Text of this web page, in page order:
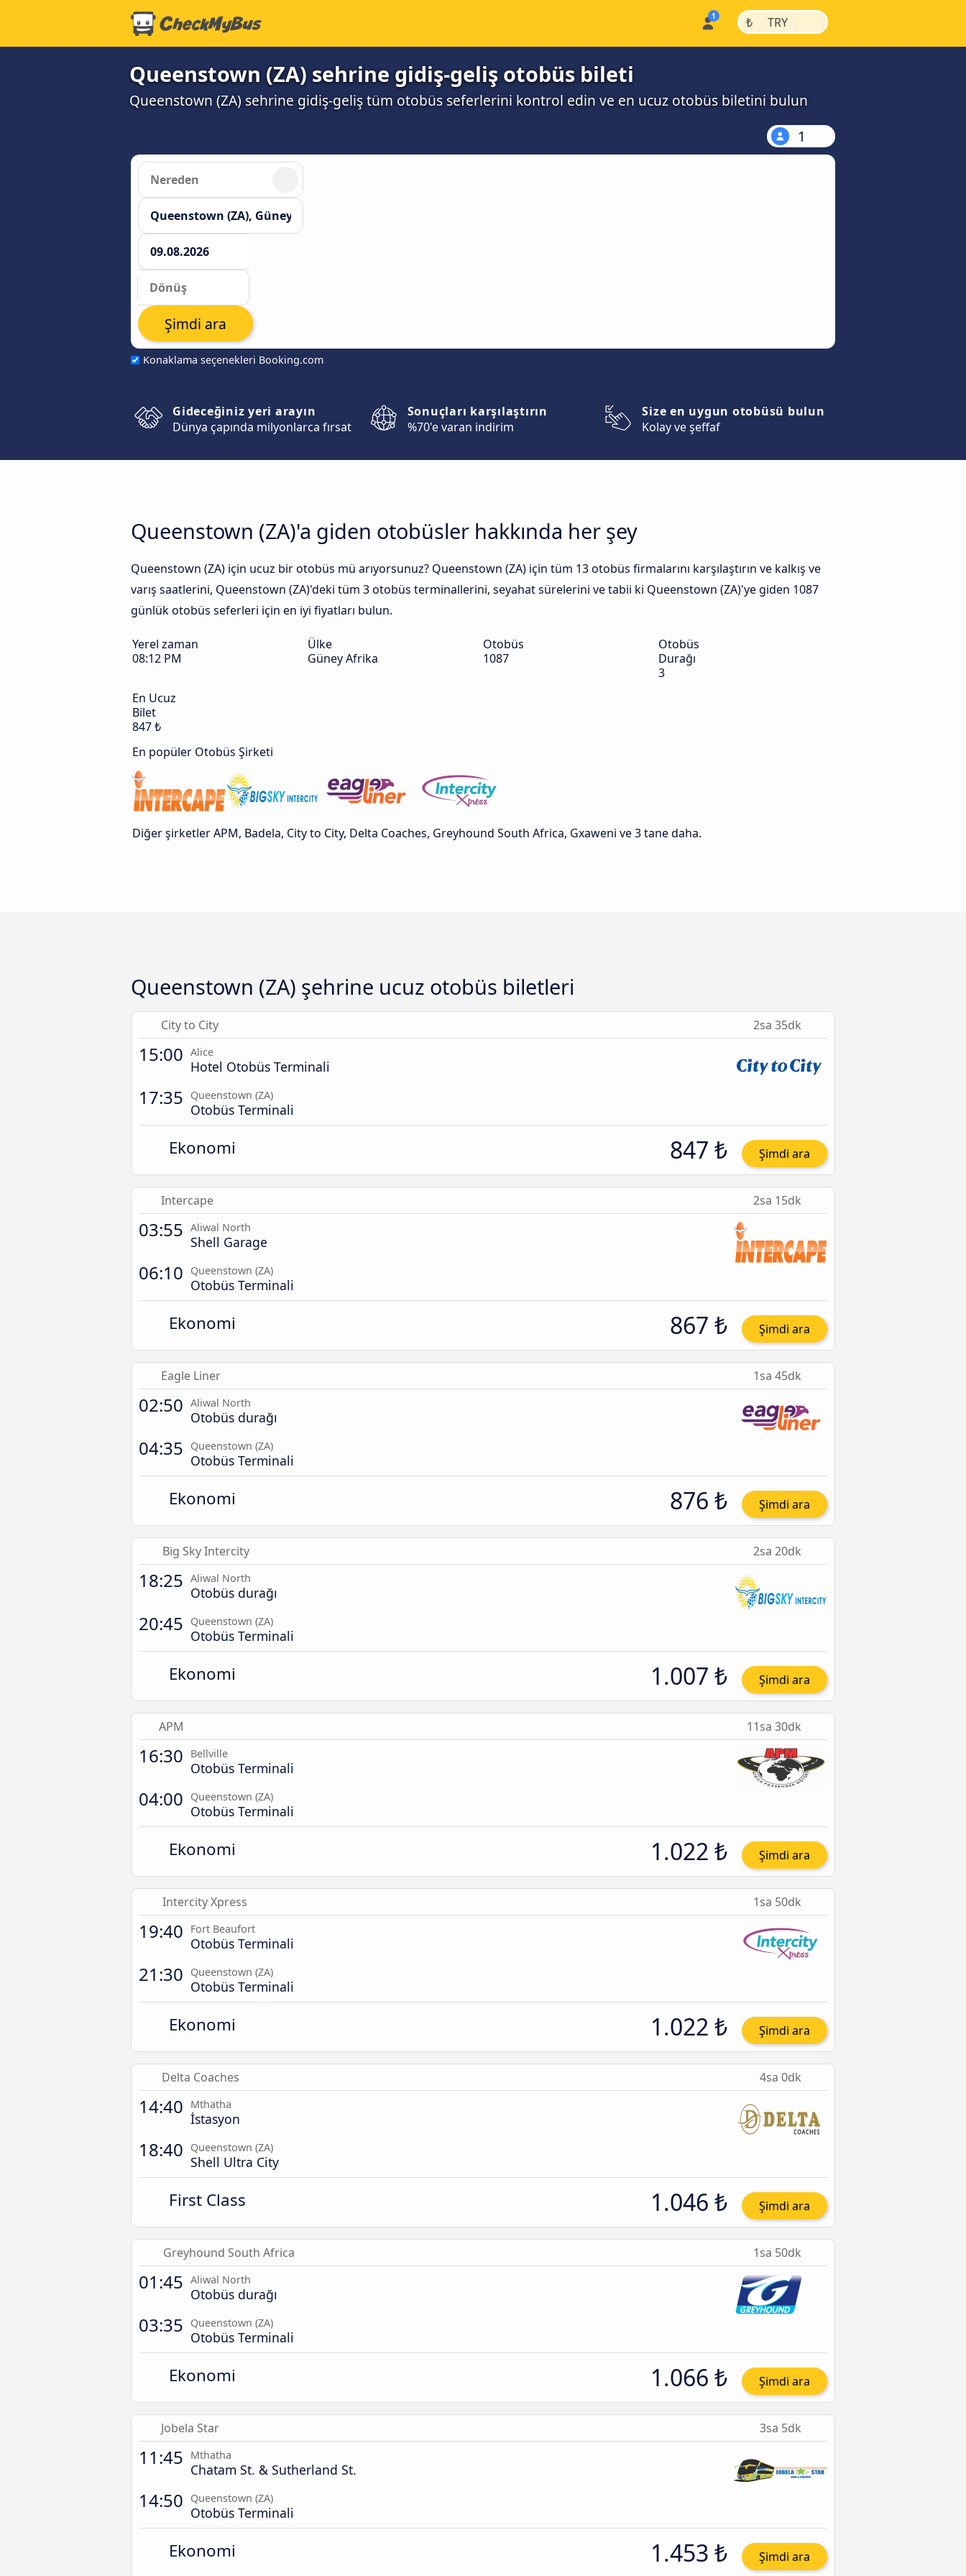
₺ | TRY |
Queenstown (ZA) sehrine gidiş-geliş otobüs bileti
Queenstown (ZA) sehrine gidiş-geliş tüm otobüs seferlerini kontrol edin ve en ucuz otobüs biletini bulun
1
Konaklama seçenekleri Booking.com
Şimdi ara
Gideceğiniz yeri arayın
Dünya çapında milyonlarca fırsat
Sonuçları karşılaştırın
%70'e varan indirim
Size en uygun otobüsü bulun
Kolay ve şeffaf
Queenstown (ZA)'a giden otobüsler hakkında her şey
Queenstown (ZA) için ucuz bir otobüs mü arıyorsunuz? Queenstown (ZA) için tüm 13 otobüs firmalarını karşılaştırın ve kalkış ve
varış saatlerini, Queenstown (ZA)'deki tüm 3 otobüs terminallerini, seyahat sürelerini ve tabii ki Queenstown (ZA)'ye giden 1087
günlük otobüs seferleri için en iyi fiyatları bulun.
Yerel zaman
08:12 PM
Ülke
Güney Afrika
Otobüs
1087
Otobüs
Durağı
3
En Ucuz
Bilet
847 ₺
En popüler Otobüs Şirketi
Diğer şirketler APM, Badela, City to City, Delta Coaches, Greyhound South Africa, Gxaweni ve 3 tane daha.
Queenstown (ZA) şehrine ucuz otobüs biletleri
City to City 2sa 35dk
15:00 Alice
Hotel Otobüs Terminali
17:35 Queenstown (ZA)
Otobüs Terminali
Ekonomi 847 ₺ Şimdi ara
Intercape 2sa 15dk
03:55 Aliwal North
Shell Garage
06:10 Queenstown (ZA)
Otobüs Terminali
Ekonomi 867 ₺ Şimdi ara
Eagle Liner 1sa 45dk
02:50 Aliwal North
Otobüs durağı
04:35 Queenstown (ZA)
Otobüs Terminali
Ekonomi 876 ₺ Şimdi ara
Big Sky Intercity 2sa 20dk
18:25 Aliwal North
Otobüs durağı
20:45 Queenstown (ZA)
Otobüs Terminali
Ekonomi 1.007 ₺ Şimdi ara
APM 11sa 30dk
16:30 Bellville
Otobüs Terminali
04:00 Queenstown (ZA)
Otobüs Terminali
Ekonomi 1.022 ₺ Şimdi ara
Intercity Xpress 1sa 50dk
19:40 Fort Beaufort
Otobüs Terminali
21:30 Queenstown (ZA)
Otobüs Terminali
Ekonomi 1.022 ₺ Şimdi ara
Delta Coaches 4sa 0dk
14:40 Mthatha
İstasyon
18:40 Queenstown (ZA)
Shell Ultra City
First Class 1.046 ₺ Şimdi ara
Greyhound South Africa 1sa 50dk
01:45 Aliwal North
Otobüs durağı
03:35 Queenstown (ZA)
Otobüs Terminali
Ekonomi 1.066 ₺ Şimdi ara
Jobela Star 3sa 5dk
11:45 Mthatha
Chatam St. & Sutherland St.
14:50 Queenstown (ZA)
Otobüs Terminali
Ekonomi 1.453 ₺ Şimdi ara